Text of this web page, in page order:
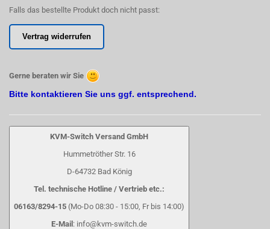
Falls das bestellte Produkt doch nicht passt:
Vertrag widerrufen
Gerne beraten wir Sie
Bitte kontaktieren Sie uns ggf. entsprechend.
KVM-Switch Versand GmbH
Hummetröther Str. 16
D-64732 Bad König
Tel. technische Hotline / Vertrieb etc.:
06163/8294-15 (Mo-Do 08:30 - 15:00, Fr bis 14:00)
E-Mail : info@kvm-switch.de